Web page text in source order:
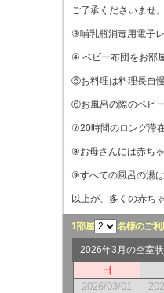
ご了承くださいませ
③哺乳瓶消毒用電子
④ ベビー布団をお部
⑤お料理は料理長自
⑥お風呂の際のベビ
⑦20時間のロング滞
⑧お母さんには赤ち
⑨すべての風呂の湯
以上が、多くの赤ち
1部屋 名様のご利
2026年3月の空室
日
2026/03/01